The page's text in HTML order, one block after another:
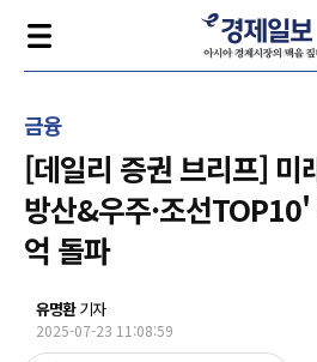
금융
[데일리 증권 브리프]
방산&우주·조선
억 돌파
유명환기자
2025-07-23 11:08:59